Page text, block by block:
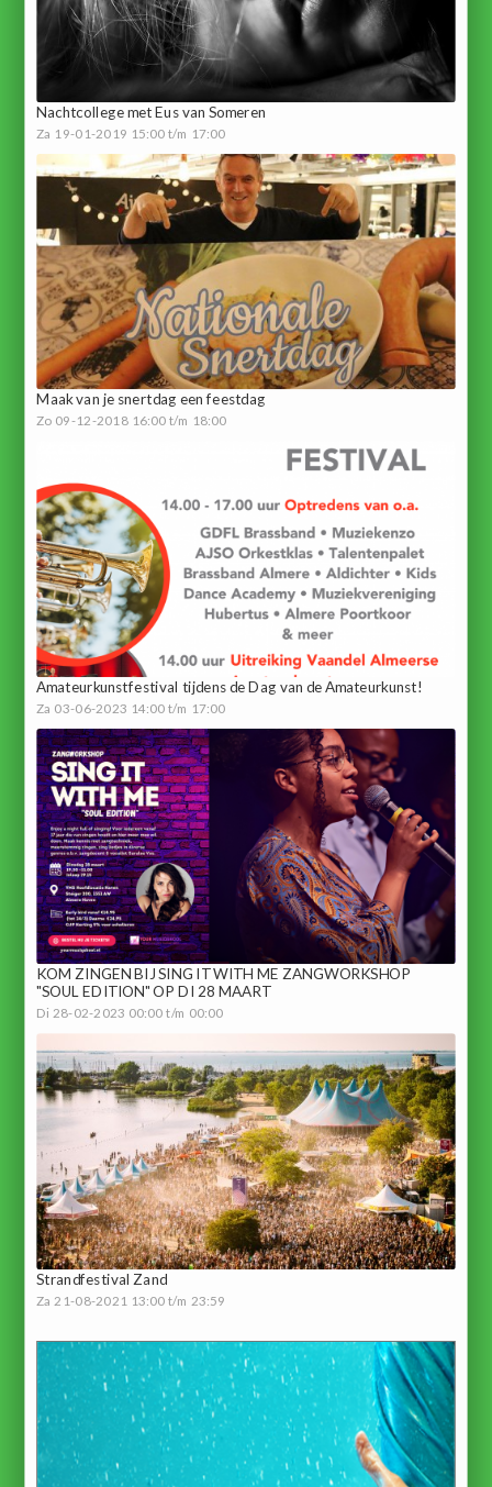
Nachtcollege met Eus van Someren
Za 19-01-2019 15:00 t/m 17:00
Maak van je snertdag een feestdag
Zo 09-12-2018 16:00 t/m 18:00
Amateurkunstfestival tijdens de Dag van de Amateurkunst!
Za 03-06-2023 14:00 t/m 17:00
KOM ZINGEN BIJ SING IT WITH ME ZANGWORKSHOP
"SOUL EDITION" OP DI 28 MAART
Di 28-02-2023 00:00 t/m 00:00
Strandfestival Zand
Za 21-08-2021 13:00 t/m 23:59